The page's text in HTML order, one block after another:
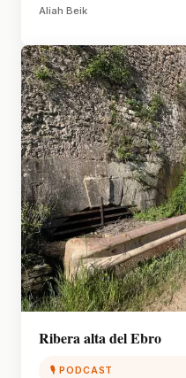
Aliah Beik
Ribera alta del Ebro
🎙 PODCAST